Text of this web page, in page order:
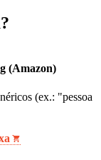
(Amazon)
(ex.: "pessoa